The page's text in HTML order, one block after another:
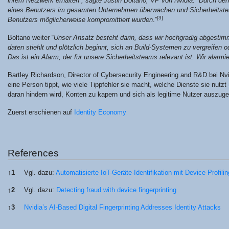
eines Benut­zers im gesam­ten Unter­neh­men über­wa­chen und
Benut­zers mög­li­cher­wei­se kom­pro­mit­tiert wur­den.”[3]
Bol­ta­no wei­ter “Unser Ansatz besteht dar­in, dass wir hoch­gra­dig
da­ten stiehlt und plötz­lich beginnt, sich an Build-Sys­te­men zu ver­grei­fen
Das ist ein Alarm, der für unse­re Sicher­heits­teams rele­vant ist. Wir
Bart­ley Richard­son, Direc­tor of Cyber­se­cu­ri­ty Engi­nee­ring and R&D bei
eine Per­son tippt, wie vie­le Tipp­feh­ler sie macht, wel­che Diens­te sie
dar­an hin­dern wird, Kon­ten zu kapern und sich als legi­ti­me Nut­zer
Zuerst erschie­nen auf Iden­ti­ty Economy
Refe­ren­ces
↑1 Vgl. dazu: Auto­ma­ti­sier­te IoT-Gerä­te-Iden­ti­fi­ka­ti­on mit Device
↑2 Vgl. dazu: Detec­ting fraud with device fingerprinting
↑3 Nvidia’s AI-Based Digi­tal Fin­ger­prin­ting Addres­ses Iden­ti­ty Attacks